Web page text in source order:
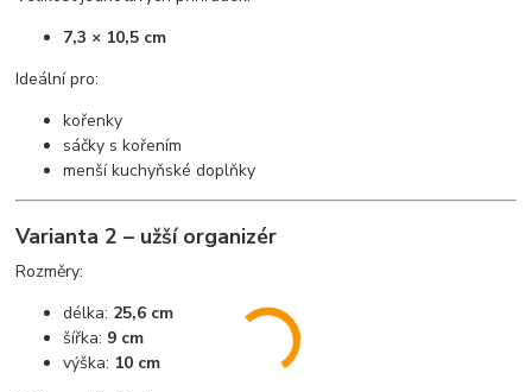
7,3 × 10,5 cm
Ideální pro:
kořenky
sáčky s kořením
menší kuchyňské doplňky
Varianta 2 – užší organizér
Rozměry:
délka: 25,6 cm
šířka: 9 cm
výška: 10 cm